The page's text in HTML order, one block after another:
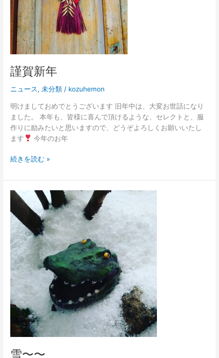
謹賀新年
ニュース,未分類 / kozuhemon
明けましておめでとうございます 旧年中は、大変お世話になり
ました。 本年も、皆様に喜んで頂けるような、セレクトと、服
作りに励みたいと思いますので、どうぞよろしくお願いいたし
ます
今年のお年
続きを読む »
雪〜〜
雪〜〜